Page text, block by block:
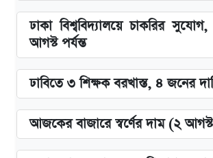
ঢাকা বিশ্ববিদ্যালয়ে চাকরির
আগস্ট পর্যন্ত
ঢাবিতে ৩ শিক্ষক বরখাস্ত, ৪ জনের
আজকের বাজারে স্বর্ণের দাম (২